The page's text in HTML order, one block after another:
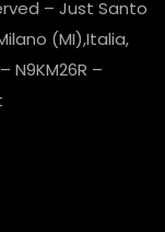
– Just Santo
(MI),Italia,
N9KM26R –